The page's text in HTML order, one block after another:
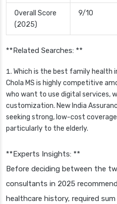
Overall Score
(2025)
9/10
**Related Searches: **
Which is the best family health
Chola MS is highly competitive
who want to use digital services,
customization. New India
seeking strong, low-cost
particularly to the elderly.
**Experts Insights: **
Before deciding between the
consultants in 2025
healthcare history, required